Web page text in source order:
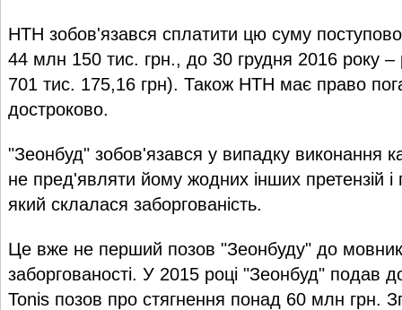
НТН зобов'язався сплатити цю суму
44 млн 150 тис. грн., до 30 грудня 2016 року
701 тис. 175,16 грн). Також НТН має право
достроково.
"Зеонбуд" зобов'язався у випадку виконання
не пред'являти йому жодних інших претензій і
який склалася заборгованість.
Це вже не перший позов "Зеонбуду" до
заборгованості. У 2015 році "Зеонбуд" подав
Tonis позов про стягнення понад 60 млн грн.